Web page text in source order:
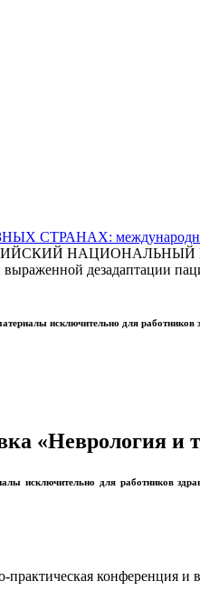
международный
дезадаптации
исключительно для
«Неврология и
исключительно для работников
конференция